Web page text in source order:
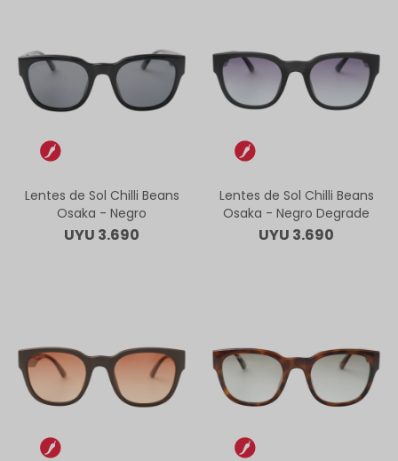
Lentes de Sol Chilli Beans
Osaka - Negro
UYU 3.690
Lentes de Sol Chilli Beans
Osaka - Negro Degrade
UYU 3.690